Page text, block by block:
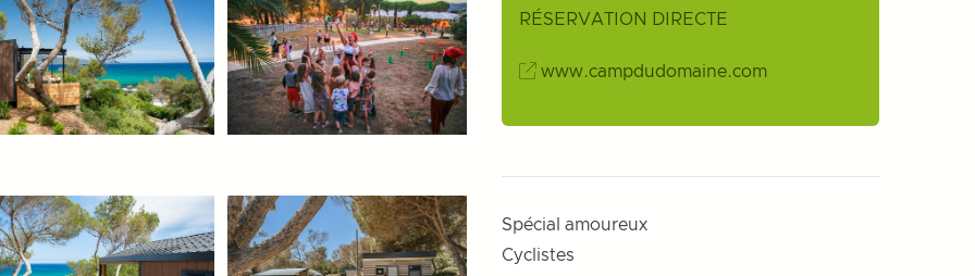
RÉSERVATION DIRECTE
www.campdudomaine.com
Spécial amoureux
Cyclistes